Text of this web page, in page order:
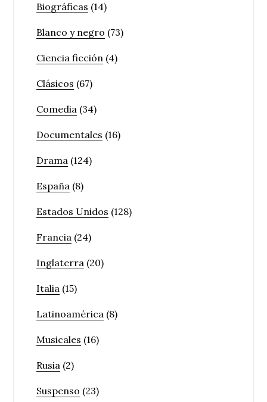
Biográficas (14)
Blanco y negro (73)
Ciencia ficción (4)
Clásicos (67)
Comedia (34)
Documentales (16)
Drama (124)
España (8)
Estados Unidos (128)
Francia (24)
Inglaterra (20)
Italia (15)
Latinoamérica (8)
Musicales (16)
Rusia (2)
Suspenso (23)